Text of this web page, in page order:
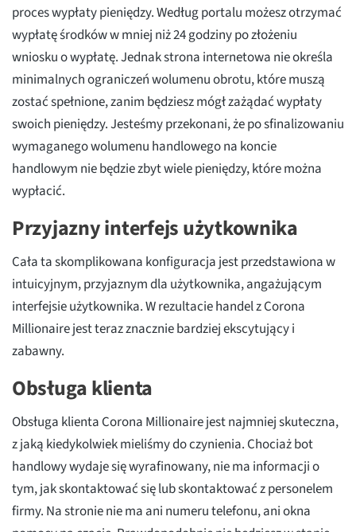
proces wypłaty pieniędzy. Według portalu możesz otrzymać
wypłatę środków w mniej niż 24 godziny po złożeniu
wniosku o wypłatę. Jednak strona internetowa nie określa
minimalnych ograniczeń wolumenu obrotu, które muszą
zostać spełnione, zanim będziesz mógł zażądać wypłaty
swoich pieniędzy. Jesteśmy przekonani, że po sfinalizowaniu
wymaganego wolumenu handlowego na koncie
handlowym nie będzie zbyt wiele pieniędzy, które można
wypłacić.
Przyjazny interfejs użytkownika
Cała ta skomplikowana konfiguracja jest przedstawiona w
intuicyjnym, przyjaznym dla użytkownika, angażującym
interfejsie użytkownika. W rezultacie handel z Corona
Millionaire jest teraz znacznie bardziej ekscytujący i
zabawny.
Obsługa klienta
Obsługa klienta Corona Millionaire jest najmniej skuteczna,
z jaką kiedykolwiek mieliśmy do czynienia. Chociaż bot
handlowy wydaje się wyrafinowany, nie ma informacji o
tym, jak skontaktować się lub skontaktować z personelem
firmy. Na stronie nie ma ani numeru telefonu, ani okna